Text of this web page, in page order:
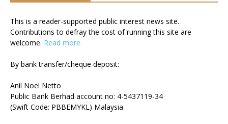
This is a reader-supported public interest news site.
Contributions to defray the cost of running this site are
welcome. Read more.
By bank transfer/cheque deposit:
Anil Noel Netto
Public Bank Berhad account no: 4-5437119-34
(Swift Code: PBBEMYKL) Malaysia